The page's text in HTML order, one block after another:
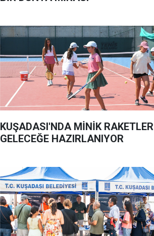
KUŞADASI'NDA MİNİK RAKETLER
GELECEĞE HAZIRLANIYOR